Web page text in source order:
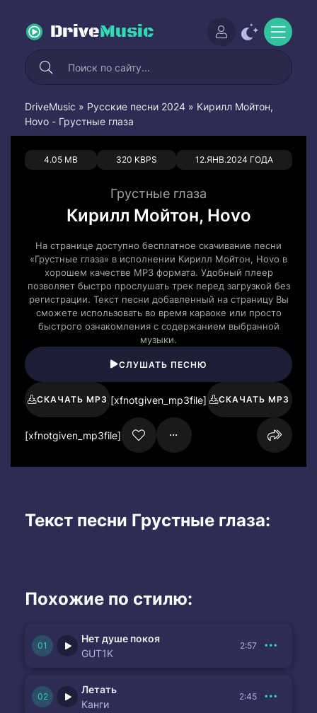
DriveMusic
DriveMusic » Русские песни 2024 » Кирилл Мойтон,
Hovo - Грустные глаза
4.05 MB 320 KBPS 12.ЯНВ.2024 ГОДА
0 0
Грустные глаза
Кирилл Мойтон, Hovo
На странице доступно бесплатное скачивание песни
«Грустные глаза» в исполнении Кирилл Мойтон, Hovo в
хорошем качестве MP3 формата. Удобный плеер
позволяет быстро прослушать трек перед загрузкой без
регистрации. Текст песни добавленный на страницу Вы
сможете использовать во время караоке или просто
быстрого ознакомления с содержанием выбранной
музыки.
СЛУШАТЬ ПЕСНЮ
СКАЧАТЬ MP3 [xfnotgiven_mp3file] СКАЧАТЬ MP3
[xfnotgiven_mp3file]
Текст песни Грустные глаза:
Похожие по стилю:
Нет душе покоя
GUT1K
2:57
Летать
Канги
2:45